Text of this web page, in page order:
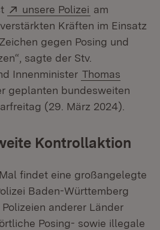
Extern:
unsere Polizei (Öffnet in
am
Kräften im Einsatz
gegen Posing und
sagte der Stv.
Innenminister Thomas
geplanten bundesweiten
(29. März 2024).
Kontrollaktion
findet eine großangelegte
Baden-Württemberg
anderer Länder
Posing- sowie illegale